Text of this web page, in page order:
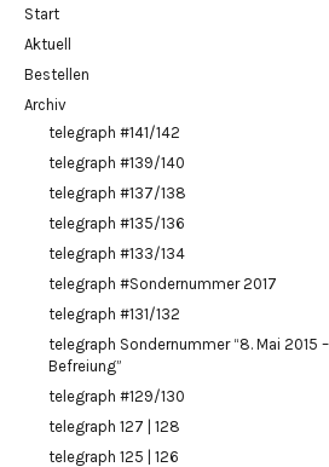
Start
Aktuell
Bestellen
Archiv
telegraph #141/142
telegraph #139/140
telegraph #137/138
telegraph #135/136
telegraph #133/134
telegraph #Sondernummer 2017
telegraph #131/132
telegraph Sondernummer “8. Mai 2015
Befreiung”
telegraph #129/130
telegraph 127 | 128
telegraph 125 | 126